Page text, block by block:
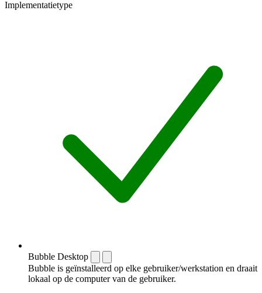
Implementatietype
Bubble Desktop
Bubble is geïnstalleerd op elke gebruiker/werkstation en draait
lokaal op de computer van de gebruiker.